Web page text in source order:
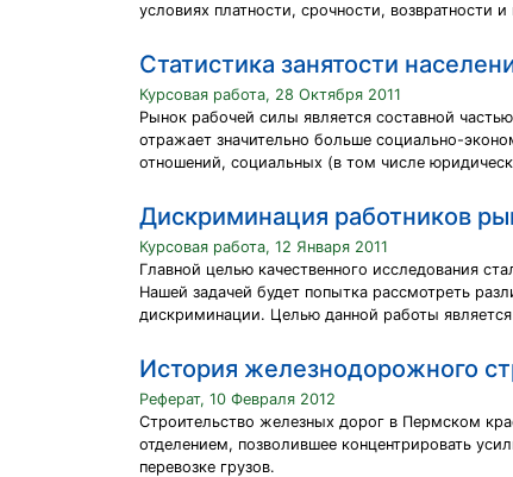
условиях платности, срочности, возвратности
Статистика занятости
Курсовая работа, 28 Октября 2011
Рынок рабочей силы является составной
отражает значительно больше социально-
отношений, социальных (в том числе
Дискриминация работников
Курсовая работа, 12 Января 2011
Главной целью качественного исследования
Нашей задачей будет попытка рассмотреть
дискриминации. Целью данной работы
История железнодорожного
Реферат, 10 Февраля 2012
Строительство железных дорог в Пермском
отделением, позволившее концентрировать
перевозке грузов.